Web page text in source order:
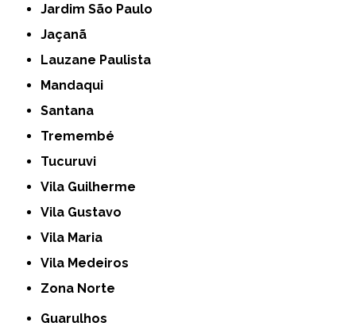
Jardim São Paulo
Jaçanã
Lauzane Paulista
Mandaqui
Santana
Tremembé
Tucuruvi
Vila Guilherme
Vila Gustavo
Vila Maria
Vila Medeiros
Zona Norte
Guarulhos